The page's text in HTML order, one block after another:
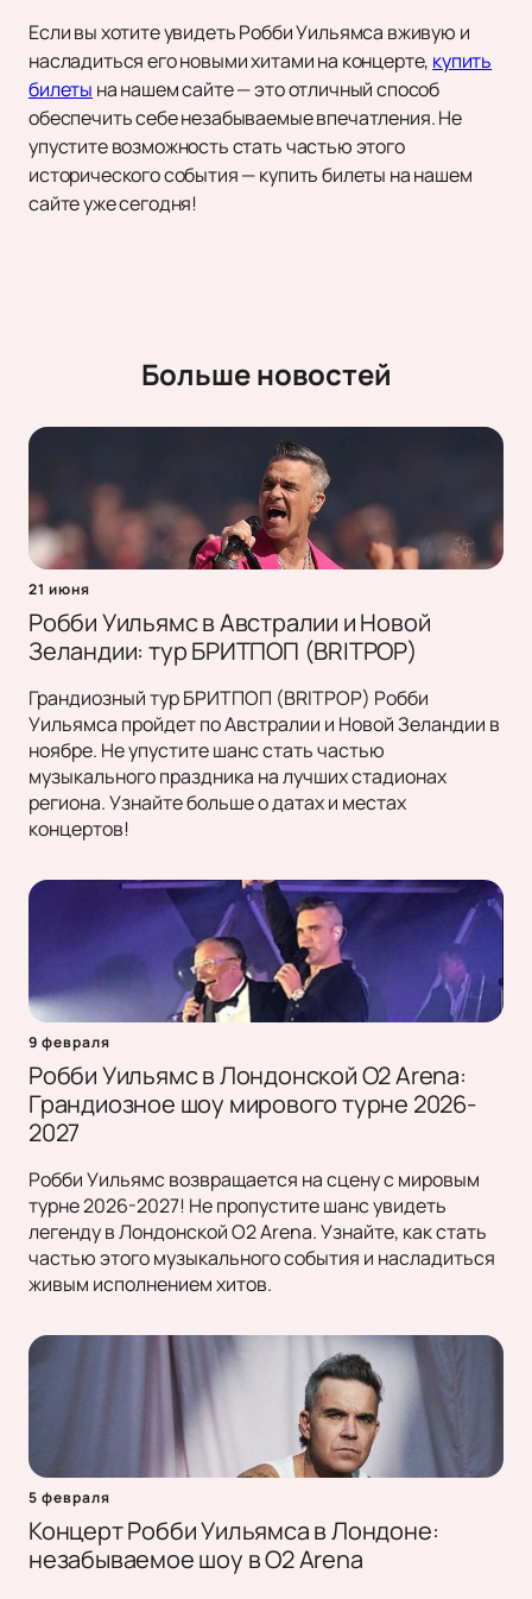
Если вы хотите увидеть Робби Уильямса вживую и
насладиться его новыми хитами на концерте, купить
билеты на нашем сайте — это отличный способ
обеспечить себе незабываемые впечатления. Не
упустите возможность стать частью этого
исторического события — купить билеты на нашем
сайте уже сегодня!
Больше новостей
21 июня
Робби Уильямс в Австралии и Новой
Зеландии: тур БРИТПОП (BRITPOP)
Грандиозный тур БРИТПОП (BRITPOP) Робби
Уильямса пройдет по Австралии и Новой Зеландии в
ноябре. Не упустите шанс стать частью
музыкального праздника на лучших стадионах
региона. Узнайте больше о датах и местах
концертов!
9 февраля
Робби Уильямс в Лондонской O2 Arena:
Грандиозное шоу мирового турне 2026-
2027
Робби Уильямс возвращается на сцену с мировым
турне 2026-2027! Не пропустите шанс увидеть
легенду в Лондонской O2 Arena. Узнайте, как стать
частью этого музыкального события и насладиться
живым исполнением хитов.
5 февраля
Концерт Робби Уильямса в Лондоне:
незабываемое шоу в O2 Arena